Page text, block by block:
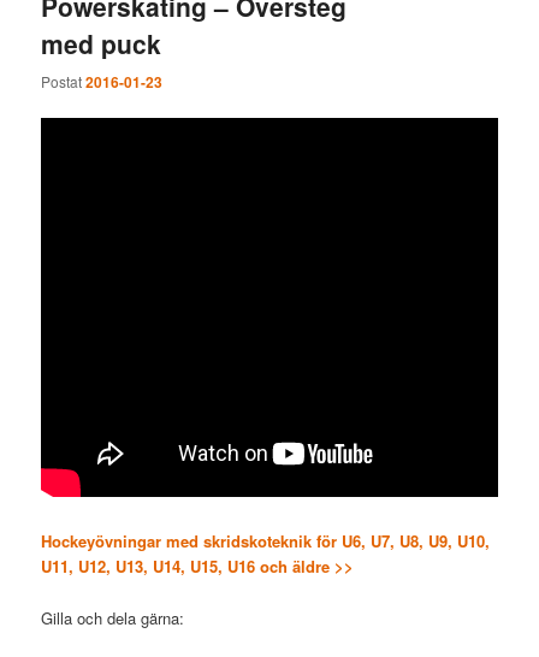
med puck
Postat2016-01-23
Hockeyövningar med skridskoteknik för U6, U7, U8, U9, U10,
U11, U12, U13, U14, U15, U16 och äldre >>
Gilla och dela gärna: